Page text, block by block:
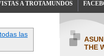
A TROTAMUNDOS
las
THE